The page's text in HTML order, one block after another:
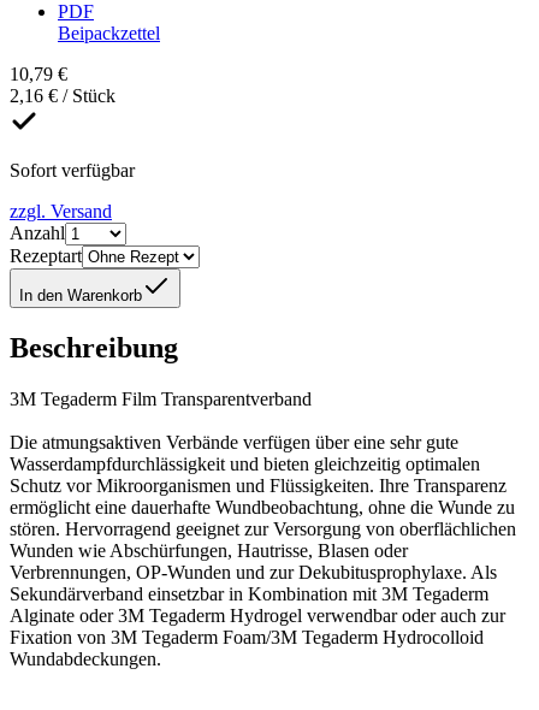
PDF
Beipackzettel
10,79 €
2,16 € / Stück
Sofort verfügbar
zzgl. Versand
Anzahl
Rezeptart
In den Warenkorb
Beschreibung
3M Tegaderm Film Transparentverband
Die atmungsaktiven Verbände verfügen über eine sehr gute
Wasserdampfdurchlässigkeit und bieten gleichzeitig optimalen
Schutz vor Mikroorganismen und Flüssigkeiten. Ihre Transparenz
ermöglicht eine dauerhafte Wundbeobachtung, ohne die Wunde zu
stören. Hervorragend geeignet zur Versorgung von oberflächlichen
Wunden wie Abschürfungen, Hautrisse, Blasen oder
Verbrennungen, OP-Wunden und zur Dekubitusprophylaxe. Als
Sekundärverband einsetzbar in Kombination mit 3M Tegaderm
Alginate oder 3M Tegaderm Hydrogel verwendbar oder auch zur
Fixation von 3M Tegaderm Foam/3M Tegaderm Hydrocolloid
Wundabdeckungen.